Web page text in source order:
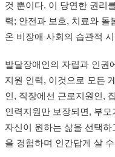
것 뿐이다. 이 당연한 권리
력; 안전과 보호, 치료와 돌
온 비장애 사회의 습관적
발달장애인의 자립과 인권
지원 인력, 이것으로 모든
인, 직장에선 근로지원인,
인력지원만 보장되면, 부
자신이 원하는 삶을 선택
을 경험하며 인간답게 살